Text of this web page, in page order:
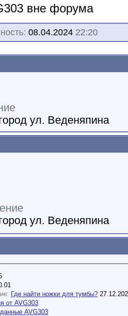
08.04.2024 22:20
ул. Веденяпина
ул. Веденяпина
Где найти ножки для тумбы?
от AVG303
AVG303